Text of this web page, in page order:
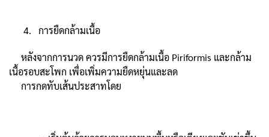
4. การยืดกล้ามเนื้อ
หลังจากการนวด ควรมีการยืดกล้ามเนื้อ Piriformis และกล้าม
เนื้อรอบสะโพก เพื่อเพิ่มความยืดหยุ่นและลด
การกดทับเส้นประสาทโดย